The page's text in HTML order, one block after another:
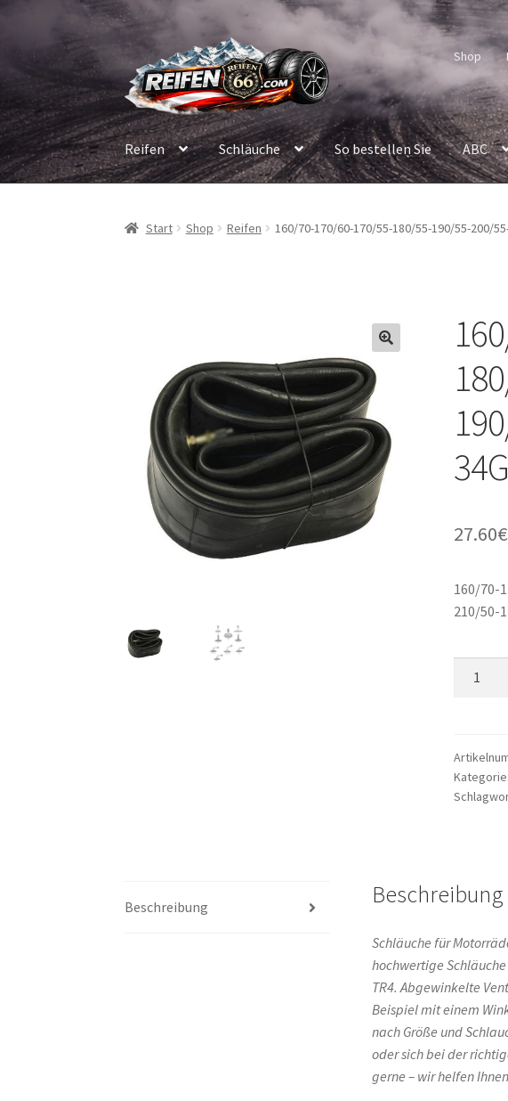
Navigation
springen
Inhalt
springen
Shop
Reifen Schläuche So bestellen Sie ABC
Start Shop Reifen 160/70-170/60-170/55-180/55-190/55-200/
27.60€
160/70-
210/50-
190/55-
200/55-
190/50-
34G
gerade
Menge
Kategorie:
Beschreibung Beschreibung
Schläuche für
hochwertige
TR4. Abgewinkelte
Beispiel mit einem
nach Größe und
oder sich bei der
gerne – wir helfen